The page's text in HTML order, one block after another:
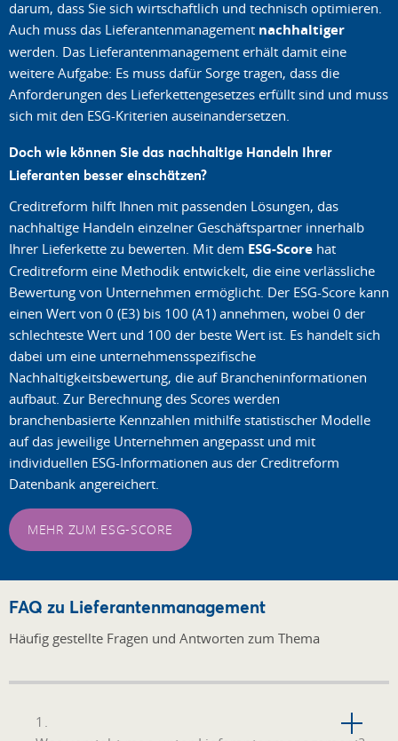
darum, dass Sie sich wirtschaftlich und technisch optimieren.
Auch muss das Lieferantenmanagement nachhaltiger
werden. Das Lieferantenmanagement erhält damit eine
weitere Aufgabe: Es muss dafür Sorge tragen, dass die
Anforderungen des Lieferkettengesetzes erfüllt sind und muss
sich mit den ESG-Kriterien auseinandersetzen.
Doch wie können Sie das nachhaltige Handeln Ihrer
Lieferanten besser einschätzen?
Creditreform hilft Ihnen mit passenden Lösungen, das
nachhaltige Handeln einzelner Geschäftspartner innerhalb
Ihrer Lieferkette zu bewerten. Mit dem ESG-Score hat
Creditreform eine Methodik entwickelt, die eine verlässliche
Bewertung von Unternehmen ermöglicht. Der ESG-Score kann
einen Wert von 0 (E3) bis 100 (A1) annehmen, wobei 0 der
schlechteste Wert und 100 der beste Wert ist. Es handelt sich
dabei um eine unternehmensspezifische
Nachhaltigkeitsbewertung, die auf Brancheninformationen
aufbaut. Zur Berechnung des Scores werden
branchenbasierte Kennzahlen mithilfe statistischer Modelle
auf das jeweilige Unternehmen angepasst und mit
individuellen ESG-Informationen aus der Creditreform
Datenbank angereichert.
MEHR ZUM ESG-SCORE
FAQ zu Lieferantenmanagement
Häufig gestellte Fragen und Antworten zum Thema
1.